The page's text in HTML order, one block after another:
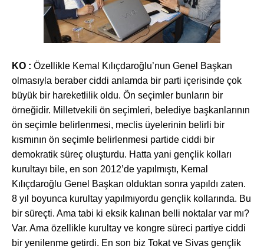
KO : Özellikle Kemal Kılıçdaroğlu’nun Genel Başkan
olmasıyla beraber ciddi anlamda bir parti içerisinde çok
büyük bir hareketlilik oldu. Ön seçimler bunların bir
örneğidir. Milletvekili ön seçimleri, belediye başkanlarının
ön seçimle belirlenmesi, meclis üyelerinin belirli bir
kısmının ön seçimle belirlenmesi partide ciddi bir
demokratik süreç oluşturdu. Hatta yani gençlik kolları
kurultayı bile, en son 2012’de yapılmıştı, Kemal
Kılıçdaroğlu Genel Başkan olduktan sonra yapıldı zaten.
8 yıl boyunca kurultay yapılmıyordu gençlik kollarında. Bu
bir süreçti. Ama tabi ki eksik kalınan belli noktalar var mı?
Var. Ama özellikle kurultay ve kongre süreci partiye ciddi
bir yenilenme getirdi. En son biz Tokat ve Sivas gençlik